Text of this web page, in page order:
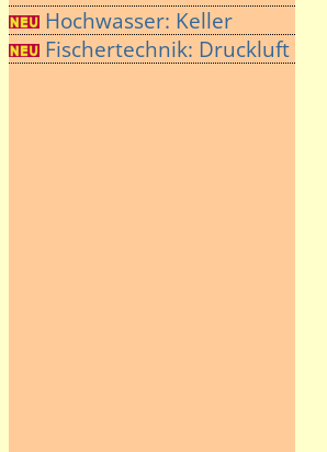
Hochwasser: Keller
Fischertechnik: Druckluft